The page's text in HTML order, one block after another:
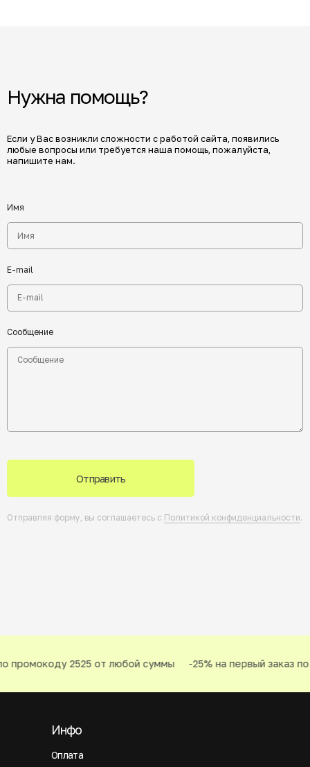
Нужна помощь?
Если у Вас возникли сложности с работой сайта, появились
любые вопросы или требуется наша помощь, пожалуйста,
напишите нам.
Имя
E-mail
Сообщение
Отправить
Отправляя форму, вы соглашаетесь с Политикой конфиденциальности.
промокоду 2525 от любой суммы -25% на первый заказ
Оплата
Инфо